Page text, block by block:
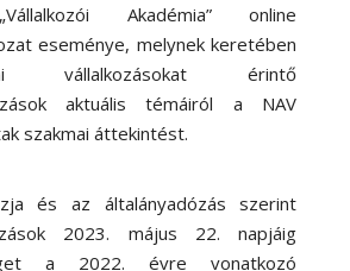
Akadémia” online
eseménye, melynek keretében
vállalkozásokat érintő
aktuális témáiról a NAV
szakmai áttekintést.
és az általányadózás szerint
2023. május 22. napjáig
a 2022. évre vonatkozó